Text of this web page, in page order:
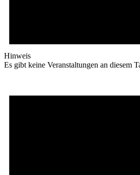
Hinweis
Es gibt keine Veranstaltungen an diesem